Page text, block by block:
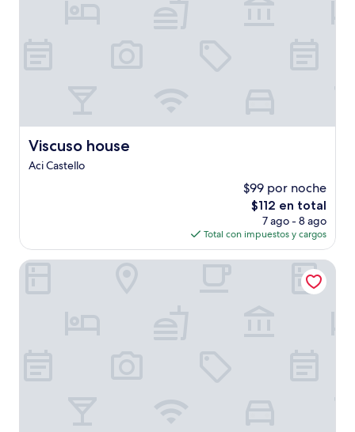
Viscuso house
Viscuso house
Aci Castello
$99 por noche
El
precio
actual
es
de
$112 en total
7 ago - 8 ago
Total con impuestos y cargos
Albergo Lachea